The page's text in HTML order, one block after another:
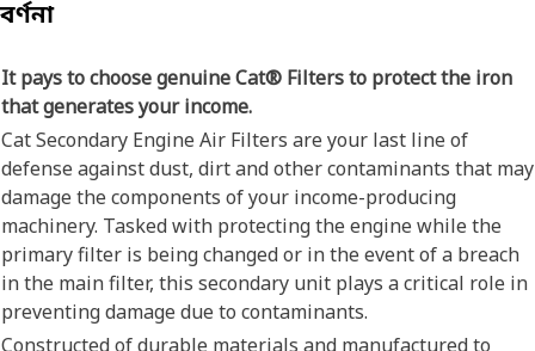
বর্ণনা
It pays to choose genuine Cat® Filters to protect the iron
that generates your income.
Cat Secondary Engine Air Filters are your last line of
defense against dust, dirt and other contaminants that may
damage the components of your income-producing
machinery. Tasked with protecting the engine while the
primary filter is being changed or in the event of a breach
in the main filter, this secondary unit plays a critical role in
preventing damage due to contaminants.
Constructed of durable materials and manufactured to